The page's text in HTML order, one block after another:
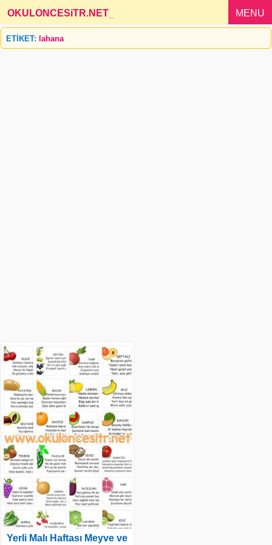
OKULONCESiTR.NET MENU
ETİKET: lahana
Yerli Malı Haftası Meyve ve